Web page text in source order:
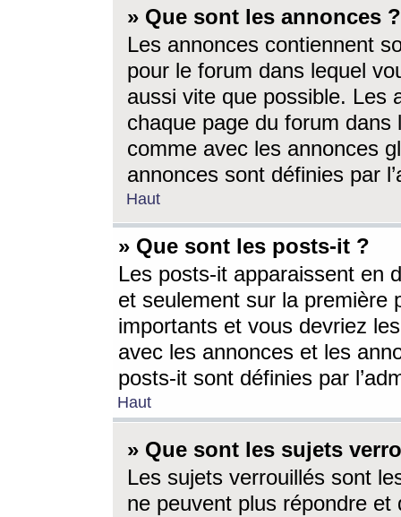
» Que sont les annonces ?
Les annonces contiennent
pour le forum dans lequel
aussi vite que possible. Les
chaque page du forum dans
comme avec les annonces
annonces sont définies par
Haut
» Que sont les posts-it ?
Les posts-it apparaissent en
et seulement sur la première
importants et vous devriez
avec les annonces et les
posts-it sont définies par
Haut
» Que sont les sujets
Les sujets verrouillés sont
ne peuvent plus répondre